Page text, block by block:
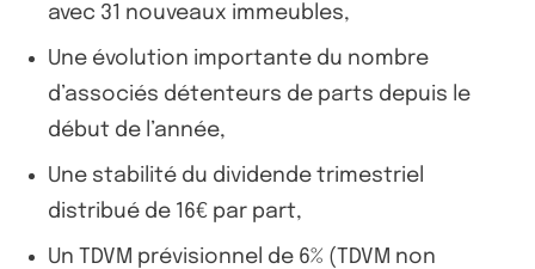
avec 31 nouveaux immeubles,
Une évolution importante du nombre
d’associés détenteurs de parts depuis le
début de l’année,
Une stabilité du dividende trimestriel
distribué de 16€ par part,
Un TDVM prévisionnel de 6% (TDVM non